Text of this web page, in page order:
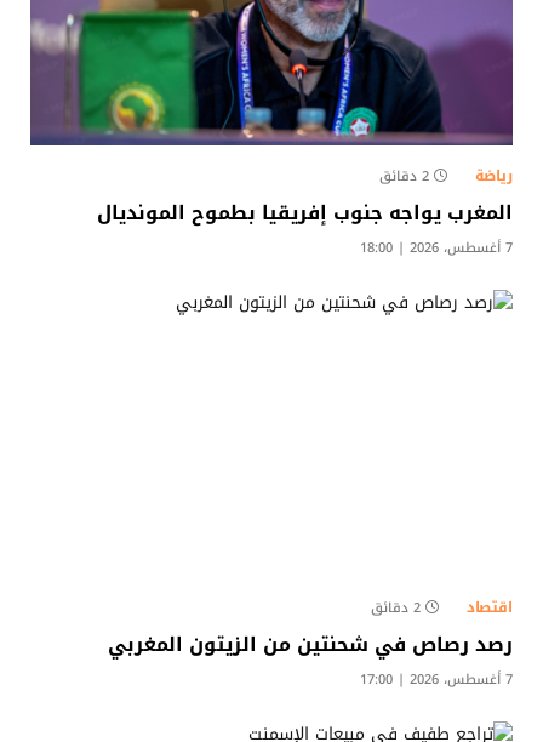
رياضة 2 دقائق
المغرب يواجه جنوب إفريقيا بطموح المونديال
7 أغسطس، 2026 | 18:00
اقتصاد 2 دقائق
رصد رصاص في شحنتين من الزيتون المغربي
7 أغسطس، 2026 | 17:00